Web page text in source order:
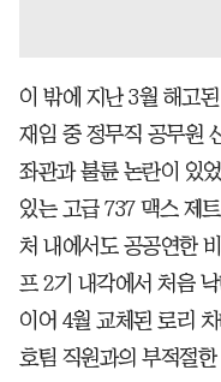
이 밖에 지난 3월 해고
재임 중 정무직 공무원
좌관과 불륜 논란이 있
있는 고급 737 맥스 제
처 내에서도 공공연한
프 2기 내각에서 처음
이어 4월 교체된 로리
호팀 직원과의 부적절